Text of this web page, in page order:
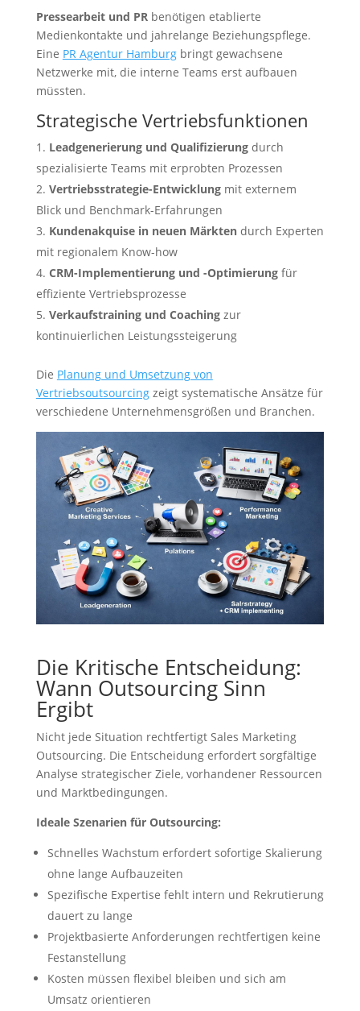
Pressearbeit und PRbenötigen etablierte
Medienkontakte und jahrelange Beziehungspflege.
Eine PR Agentur Hamburgbringt gewachsene
Netzwerke mit, die interne Teams erst aufbauen
müssten.
Strategische Vertriebsfunktionen
Leadgenerierung und Qualifizierungdurch
spezialisierte Teams mit erprobten Prozessen
Vertriebsstrategie-Entwicklungmit externem
Blick und Benchmark-Erfahrungen
Kundenakquise in neuen Märktendurch Experten
mit regionalem Know-how
CRM-Implementierung und -Optimierungfür
effiziente Vertriebsprozesse
Verkaufstraining und Coachingzur
kontinuierlichen Leistungssteigerung
Die Planung und Umsetzung von
Vertriebsoutsourcingzeigt systematische Ansätze für
verschiedene Unternehmensgrößen und Branchen.
Die Kritische Entscheidung:
Wann Outsourcing Sinn
Ergibt
Nicht jede Situation rechtfertigt Sales Marketing
Outsourcing. Die Entscheidung erfordert sorgfältige
Analyse strategischer Ziele, vorhandener Ressourcen
und Marktbedingungen.
Ideale Szenarien für Outsourcing:
Schnelles Wachstum erfordert sofortige Skalierung
ohne lange Aufbauzeiten
Spezifische Expertise fehlt intern und Rekrutierung
dauert zu lange
Projektbasierte Anforderungen rechtfertigen keine
Festanstellung
Kosten müssen flexibel bleiben und sich am
Umsatz orientieren